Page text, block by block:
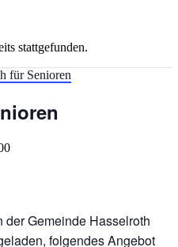
stattgefunden.
für Senioren
Gemeinde Hasselroth
folgendes Angebot